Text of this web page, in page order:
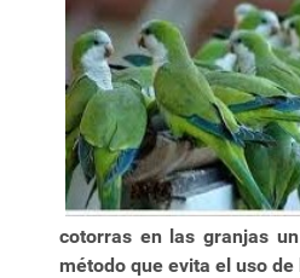
cotorras en las granjas
método que evita el uso